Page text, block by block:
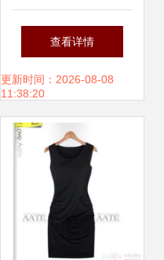
代理 引领时尚潮
流，期待您的加入
查看详情
更新时间：2026-08-08
11:38:20